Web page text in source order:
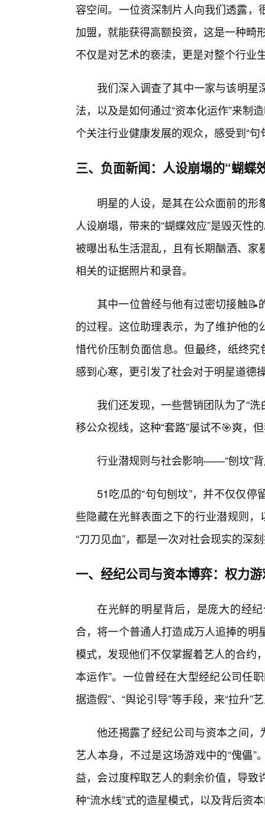
容空间。一位资深制片人向我们透露
加盟，就能获得高额投资，这是一种畸
不仅是对艺术的亵渎，更是对整个行业
我们深入调查了其中一家与该明
法，以及是如何通过“资本化运作”来制
个关注行业健康发展的观众，感受到“句
三、负面新闻：人设崩塌的“蝴蝶
明星的人设，是其在公众面前的
人设崩塌，带来的“蝴蝶效应”是毁灭性
被曝出私生活混乱，且有长期酗酒、
相关的证据照片和录音。
其中一位曾经与他有过密切接触
的过程。这位助理表示，为了维护他
惜代价压制负面信息。但最终，纸终
感到心寒，更引发了社会对于明星道德
我们还发现，一些营销团队为了“
移公众视线，这种“套路”屡试不🎯爽，
行业潜规则与社会影响——“刨坟”
51吃瓜的“句句刨坟”，并不仅仅
些隐藏在光鲜表面之下的行业潜规则
“刀刀见血”，都是一次对社会现实的深
一、经纪公司与资本博弈：权力
在光鲜的明星背后，是庞大的经
合，将一个普通人打造成万人追捧的
模式，发现他们不仅掌握着艺人的合约
本运作”。一位曾经在大型经纪公司任
据造假”、“舆论引导”等手段，来“拉升”
他还揭露了经纪公司与资本之间，
艺人本身，不过是这场游戏中的“傀儡
益，会过度榨取艺人的剩余价值，导
种“流水线”式的造星模式，以及背后资